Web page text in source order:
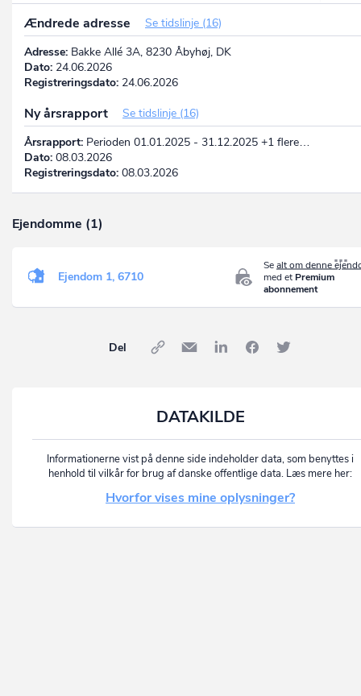
Ændrede adresse
Se tidslinje (16)
Adresse: Bakke Allé 3A, 8230 Åbyhøj, DK
Dato: 24.06.2026
Registreringsdato: 24.06.2026
Ny årsrapport
Se tidslinje (16)
Årsrapport: Perioden 01.01.2025 - 31.12.2025 +1 flere…
Dato: 08.03.2026
Registreringsdato: 08.03.2026
Ejendomme (1)
Sealt om denne
med et Premium
abonnement
Ejendom 1, 6710
Del
DATAKILDE
Informationerne vist på denne side indeholder data, som benyttes i
henhold til vilkår for brug af danske offentlige data. Læs mere her:
Hvorfor vises mine oplysninger?